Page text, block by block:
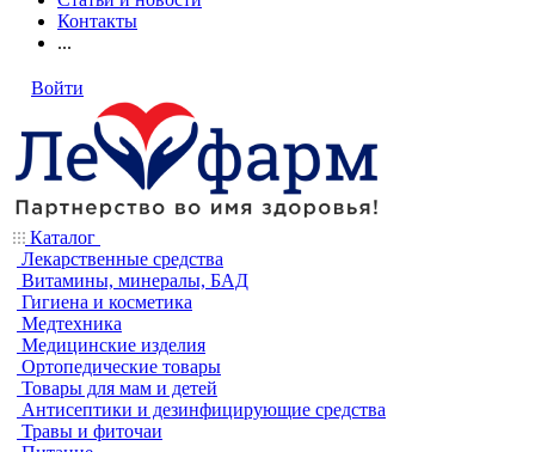
Контакты
...
Войти
Каталог
Лекарственные средства
Витамины, минералы, БАД
Гигиена и косметика
Медтехника
Медицинские изделия
Ортопедические товары
Товары для мам и детей
Антисептики и дезинфицирующие средства
Травы и фиточаи